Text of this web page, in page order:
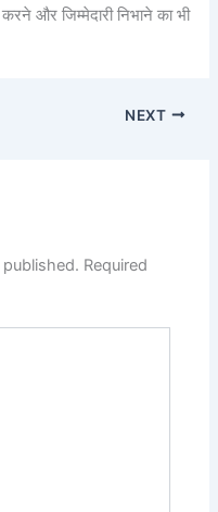
और जिम्मेदारी निभाने का भी
NEXT
Required